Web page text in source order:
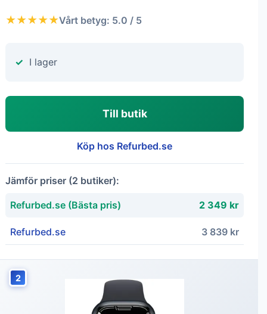
★★★★★Vårt betyg: 5.0 / 5
I lager
Till butik
Köp hos Refurbed.se
Jämför priser (2 butiker):
Refurbed.se (Bästa pris) 2 349 kr
Refurbed.se 3 839 kr
2